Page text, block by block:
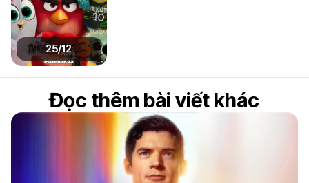
25/12
Đọc thêm bài viết khác